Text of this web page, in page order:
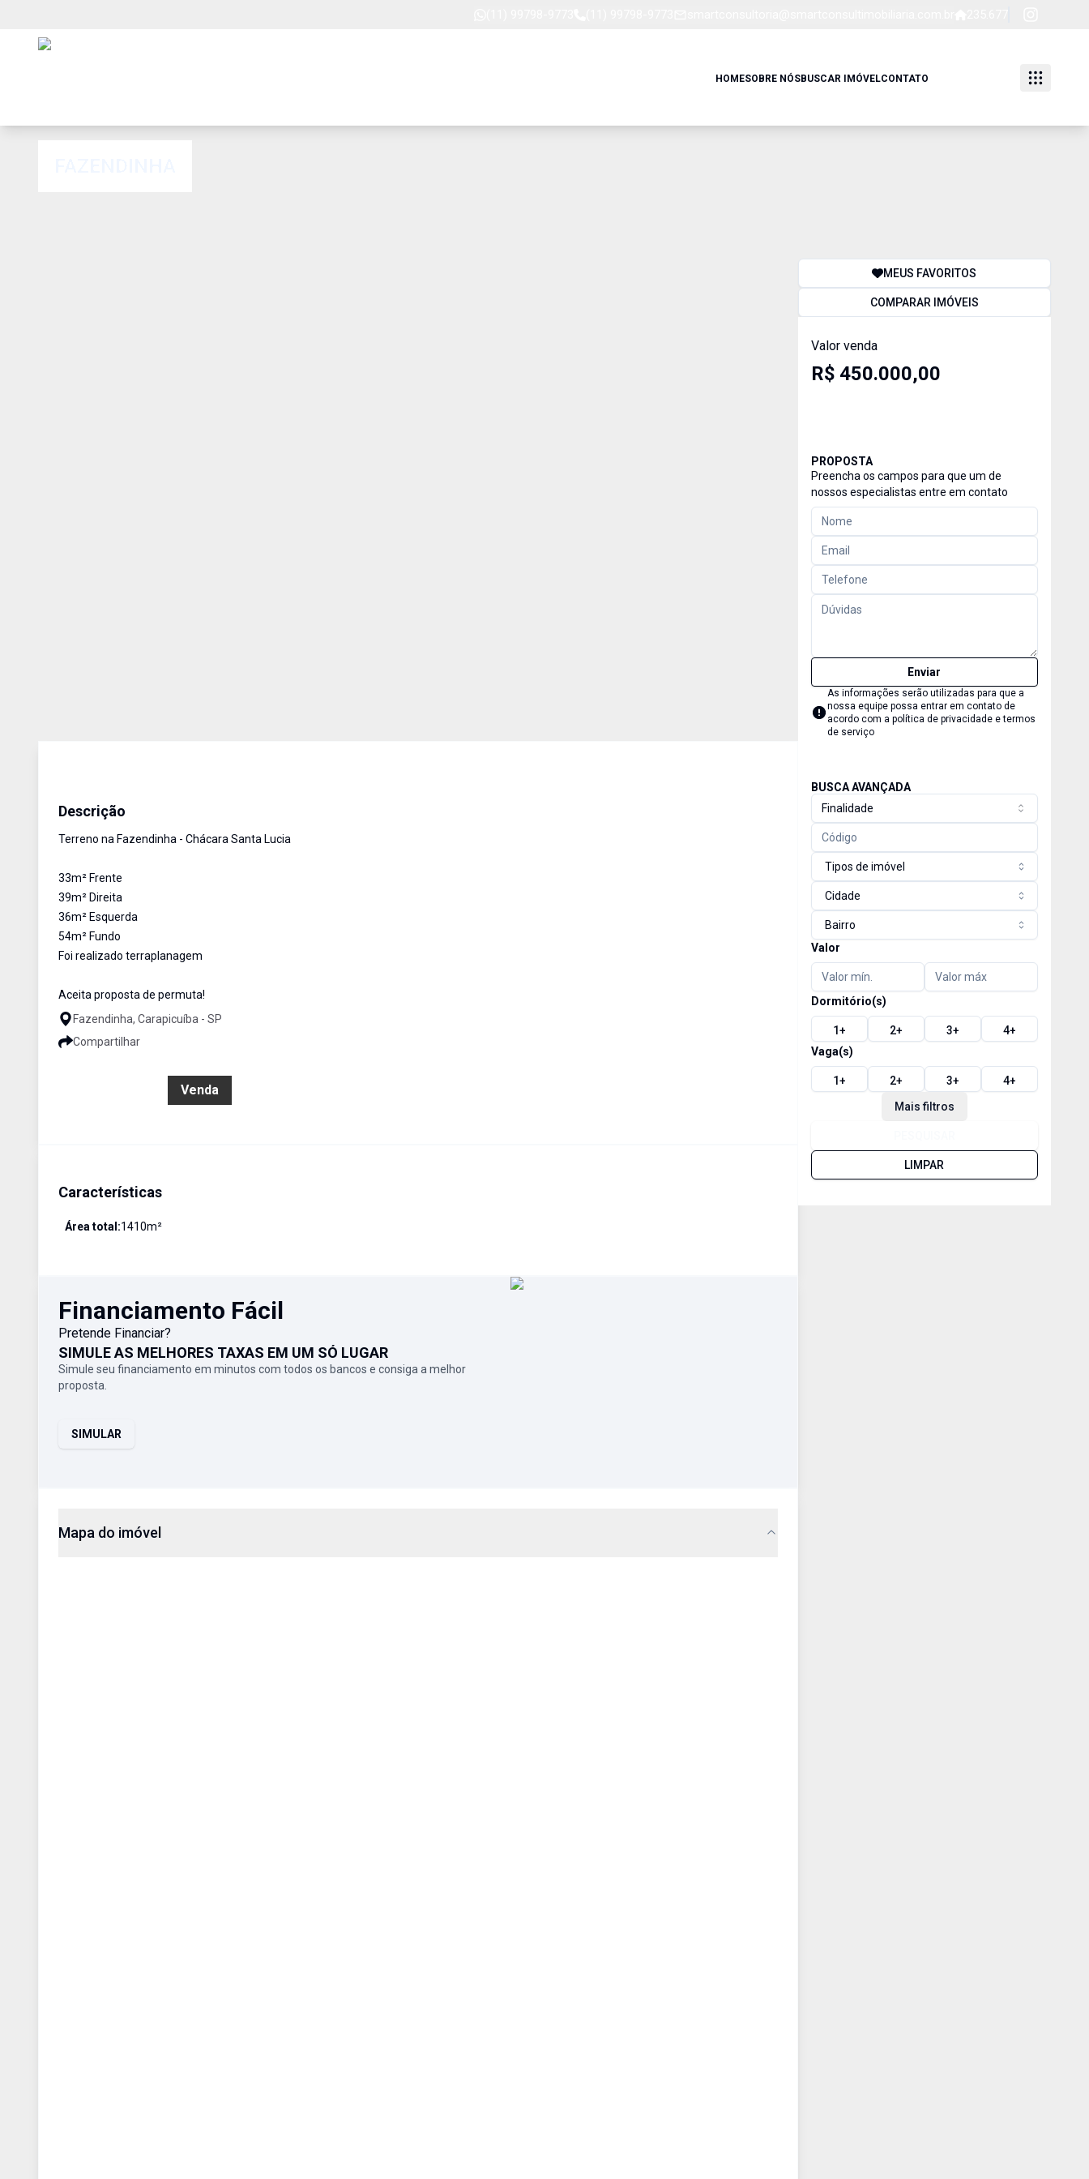
HOMESOBRE NÓSBUSCAR IMÓVELCONTATO
Descrição
Terreno na Fazendinha - Chácara Santa Lucia
33m² Frente
39m² Direita
36m² Esquerda
54m² Fundo
Foi realizado terraplanagem
Aceita proposta de permuta!
Fazendinha, Carapicuíba - SP
Compartilhar
Venda
Características
Área total:1410m²
Financiamento Fácil
Pretende Financiar?
SIMULE AS MELHORES TAXAS EM UM SÓ LUGAR
Simule seu financiamento em minutos com todos os bancos e consiga a melhor
proposta.
SIMULAR
Mapa do imóvel
MEUS FAVORITOS
COMPARAR IMÓVEIS
Valor venda
R$ 450.000,00
PROPOSTA
Preencha os campos para que um de
nossos especialistas entre em contato
Enviar
As informações serão utilizadas para que a
nossa equipe possa entrar em contato de
acordo com a política de privacidade e termos
de serviço
BUSCA AVANÇADA
Finalidade
Tipos de imóvel
Cidade
Bairro
Valor
Dormitório(s)
1+ 2+ 3+ 4+
Vaga(s)
1+ 2+ 3+ 4+
Mais filtros
LIMPAR